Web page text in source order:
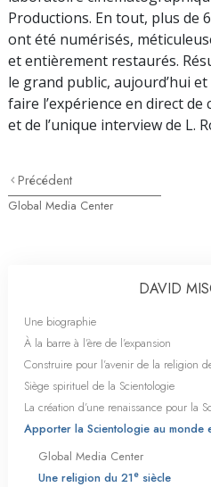
Productions. En tout, plus de
ont été numérisés,
et entièrement restaurés.
le grand public, aujourd’hui
faire l’expérience en direct de
et de l’unique interview de L.
Précédent
Global Media Center
DAVID
Une biographie
À la barre à l’ère de l’expansion
Construire pour l’avenir de la religion
Siège spirituel de la Scientologie
La création d’une renaissance pour la
Apporter la Scientologie au monde
Global Media Center
Une religion du 21e siècle